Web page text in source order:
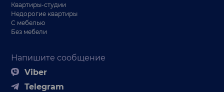
Напишите сообщение
Viber
Telegram
Квартиры-студии
Недорогие квартиры
С мебелью
Без мебели